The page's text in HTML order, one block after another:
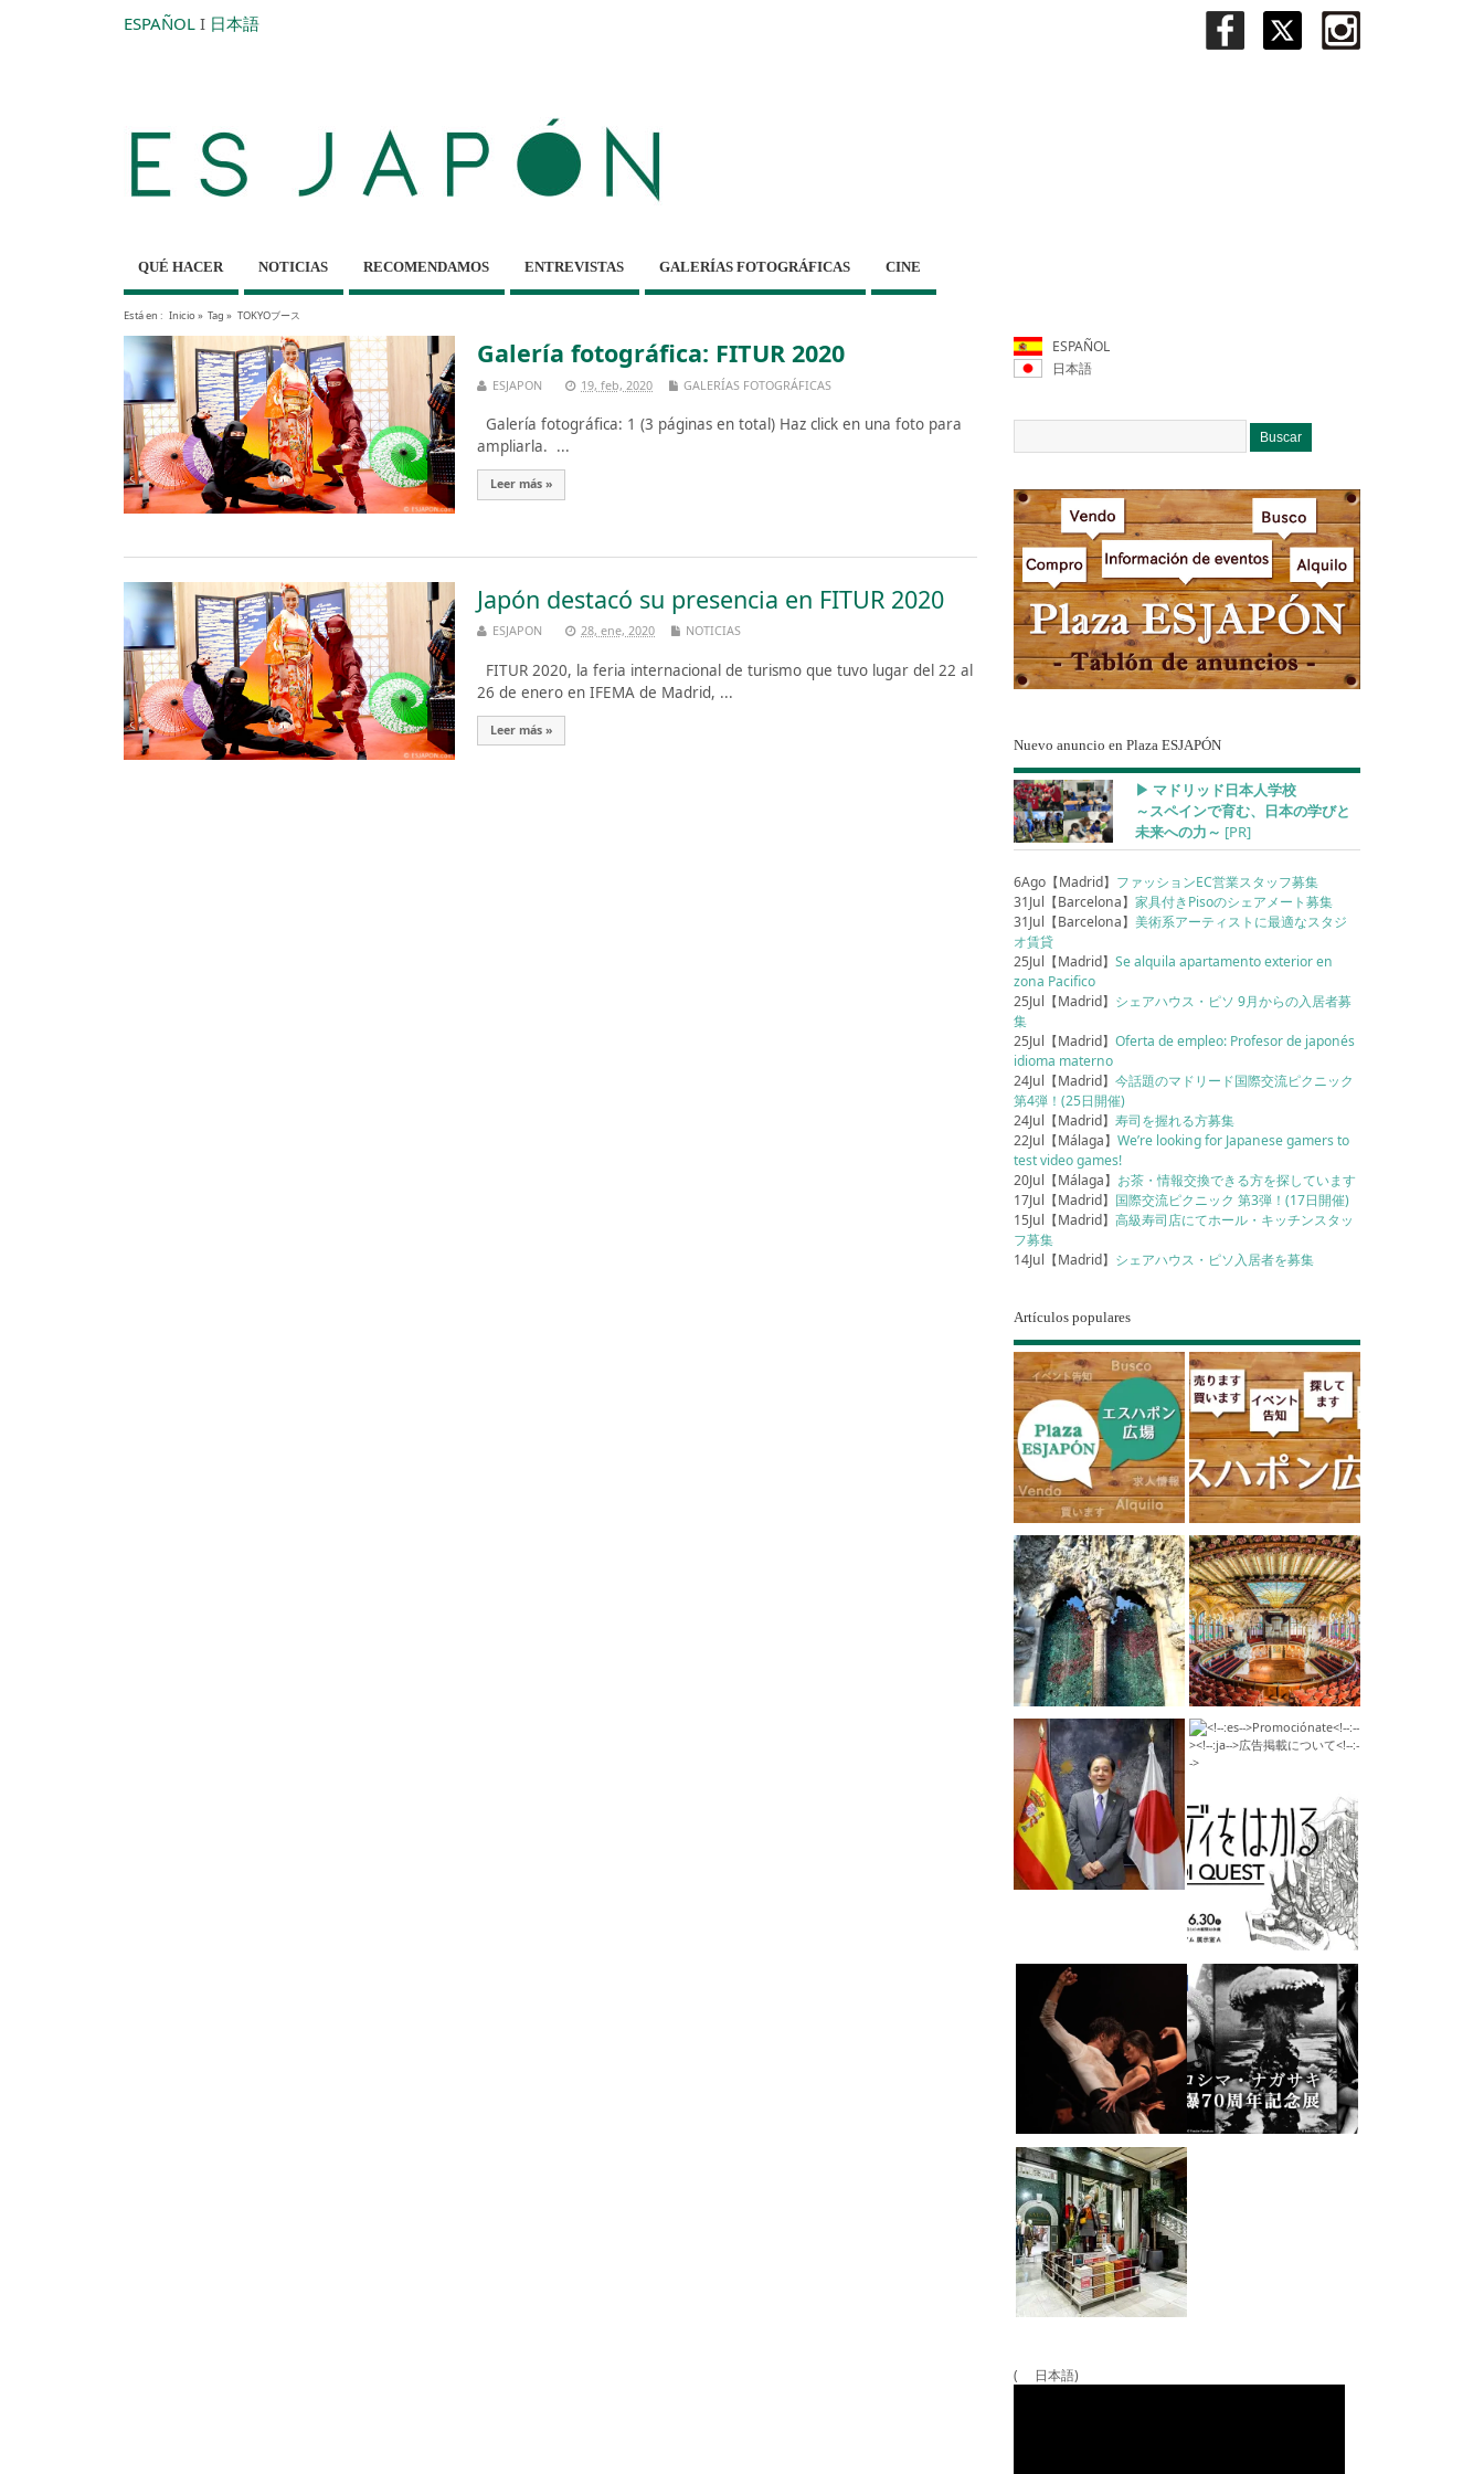
ESPAÑOL I 日本語
QUÉ HACER NOTICIAS RECOMENDAMOS ENTREVISTAS GALERÍAS FOTOGRÁFICAS CINE
Está en : Inicio» Tag » TOKYOブース
Galería fotográfica: FITUR 2020
ESJAPON 19, feb, 2020 GALERÍAS FOTOGRÁFICAS
Galería fotográfica: 1 (3 páginas en total) Haz click en una foto para
ampliarla. ...
Leer más »
Japón destacó su presencia en FITUR 2020
ESJAPON 28, ene, 2020 NOTICIAS
FITUR 2020, la feria internacional de turismo que tuvo lugar del 22 al
26 de enero en IFEMA de Madrid, ...
Leer más »
ESPAÑOL
日本語
Nuevo anuncio en Plaza ESJAPÓN
▶︎ マドリッド日本人学校
～スペインで育む、日本の学びと
未来への力～ [PR]
6Ago【Madrid】 ファッションEC営業スタッフ募集
31Jul【Barcelona】家具付きPisoのシェアメート募集
31Jul【Barcelona】美術系アーティストに最適なスタジ
オ賃貸
25Jul【Madrid】Se alquila apartamento exterior en
zona Pacifico
25Jul【Madrid】 シェアハウス・ピソ 9月からの入居者募
集
25Jul【Madrid】Oferta de empleo: Profesor de japonés
idioma materno
24Jul【Madrid】今話題のマドリード国際交流ピクニック
第4弾！(25日開催)
24Jul【Madrid】寿司を握れる方募集
22Jul【Málaga】We’re looking for Japanese gamers to
test video games!
20Jul【Málaga】 お茶・情報交換できる方を探しています
17Jul【Madrid】 国際交流ピクニック 第3弾！(17日開催)
15Jul【Madrid】高級寿司店にてホール・キッチンスタッ
フ募集
14Jul【Madrid】 シェアハウス・ピソ入居者を募集
Artículos populares
( 日本語)